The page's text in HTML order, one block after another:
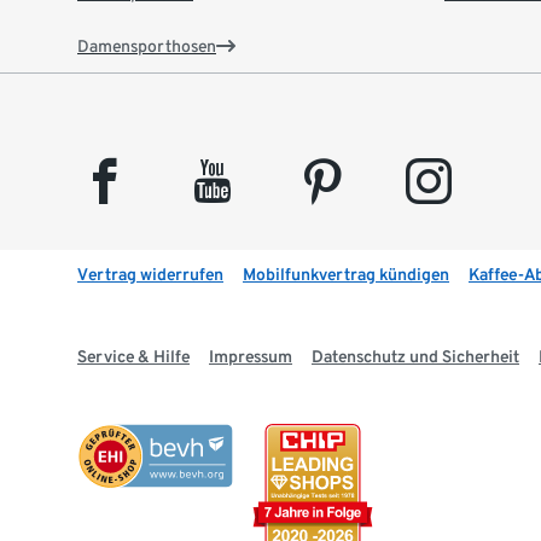
Damensporthosen
facebook youtube pinterest instagram
Vertrag widerrufen Mobilfunkvertrag kündigen Kaffee-
Service & Hilfe Impressum Datenschutz und Sicherheit